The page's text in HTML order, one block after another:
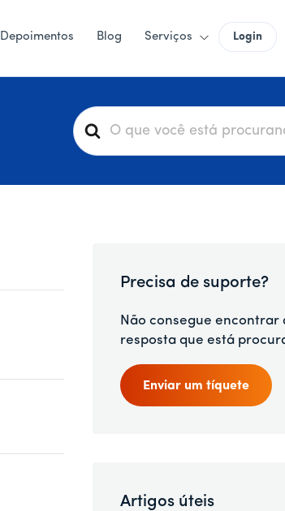
Depoimentos Blog Serviços Login
P
e
Precisa de suporte?
Não consegue encontrar
resposta que está
Enviar um tíquete
Artigos úteis